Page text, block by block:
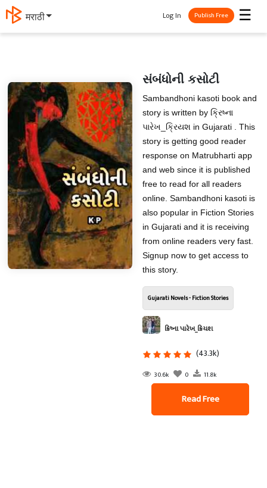
मराठी ☰
Log In Publish Free
સંબંધોની કસોટી
Sambandhoni kasoti book and
story is written by ક્રિષ્ના
પારેખ_ક્રિયશ in Gujarati . This
story is getting good reader
response on Matrubharti app
and web since it is published
free to read for all readers
online. Sambandhoni kasoti is
also popular in Fiction Stories
in Gujarati and it is receiving
from online readers very fast.
Signup now to get access to
this story.
Gujarati Novels - Fiction Stories
ક્રિષ્ના પારેખ_ક્રિયશ
(43.3k)
30.6k 0 11.8k
Read Free